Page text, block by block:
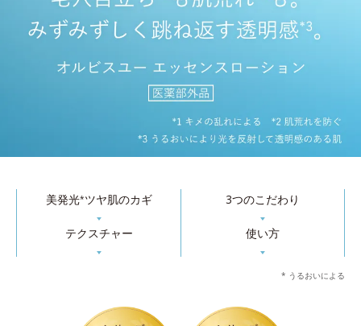
美発光*ツヤ肌のカギ
▼
3つのこだわり
▼
テクスチャー
▼
使い方
▼
* うるおいによる